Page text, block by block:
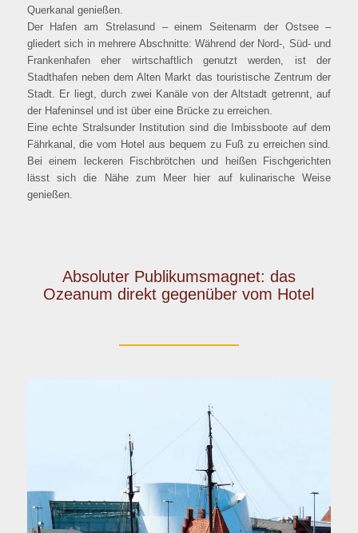
Querkanal genießen.
Der Hafen am Strelasund – einem Seitenarm der Ostsee –
gliedert sich in mehrere Abschnitte: Während der Nord-, Süd- und
Frankenhafen eher wirtschaftlich genutzt werden, ist der
Stadthafen neben dem Alten Markt das touristische Zentrum der
Stadt. Er liegt, durch zwei Kanäle von der Altstadt getrennt, auf
der Hafeninsel und ist über eine Brücke zu erreichen.
Eine echte Stralsunder Institution sind die Imbissboote auf dem
Fährkanal, die vom Hotel aus bequem zu Fuß zu erreichen sind.
Bei einem leckeren Fischbrötchen und heißen Fischgerichten
lässt sich die Nähe zum Meer hier auf kulinarische Weise
genießen.
Absoluter Publikumsmagnet: das
Ozeanum direkt gegenüber vom Hotel